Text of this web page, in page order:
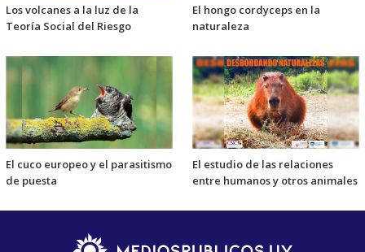
Los volcanes a la luz de la
Teoría Social del Riesgo
El hongo cordyceps en la
naturaleza
El cuco europeo y el parasitismo
de puesta
El estudio de las relaciones
entre humanos y otros animales